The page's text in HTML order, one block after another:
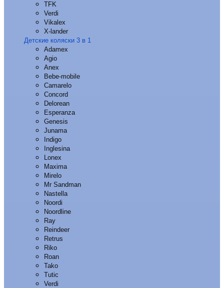
TFK
Verdi
Vikalex
X-lander
Детские коляски 3 в 1
Adamex
Agio
Anex
Bebe-mobile
Camarelo
Concord
Delorean
Esperanza
Genesis
Junama
Indigo
Inglesina
Lonex
Maxima
Mirelo
Mr Sandman
Nastella
Noordi
Noordline
Ray
Reindeer
Retrus
Riko
Roan
Tako
Tutic
Verdi